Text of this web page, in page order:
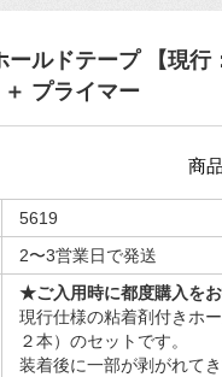
ルドテープ 【現行
＋ プライマー
商
5619
2〜3営業日で発送
★ご入用時に都度購入を
現行仕様の粘着剤付きホ
２本）のセットです。
装着後に一部が剥がれて